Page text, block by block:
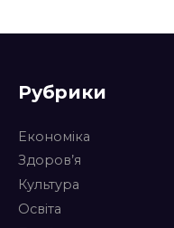
Рубрики
Економіка
Здоров’я
Культура
Освіта